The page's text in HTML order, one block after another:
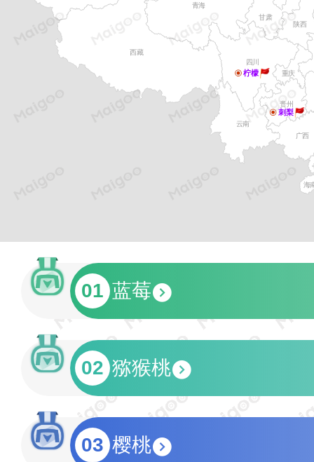
贵州
四川
青海
海
云南
广西
陕西
甘肃
重庆
西藏
刺梨
柠檬
01 蓝莓
02 猕猴桃
03 樱桃